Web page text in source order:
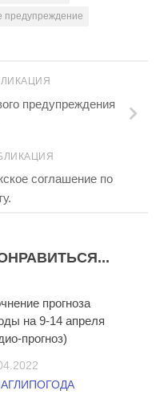
предупреждение
предупреждения
соглашение по
прогноза
на 9-14 апреля
прогноз)